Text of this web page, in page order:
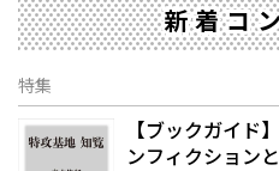
新着コ
特集
【ブックガイド
ンフィクション